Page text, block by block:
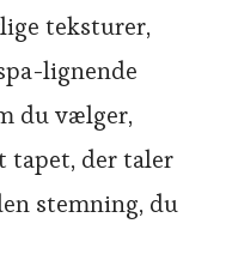
teksturer,
lignende
du vælger,
tapet, der taler
stemning, du